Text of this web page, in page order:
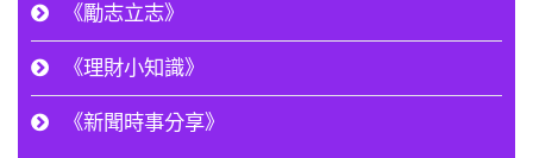
《勵志立志》
《理財小知識》
《新聞時事分享》